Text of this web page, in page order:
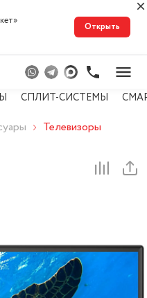
Открыть
СПЛИТ-СИСТЕМЫ
Телевизоры